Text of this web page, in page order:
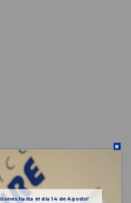
hasta el día 14 de Agosto!